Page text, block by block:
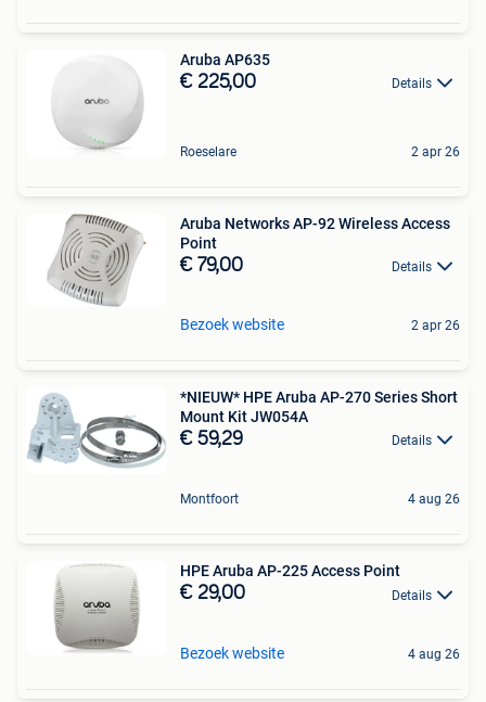
Aruba AP635
€ 225,00 Details
Roeselare 2 apr 26
Aruba Networks AP-92 Wireless Access
Point
€ 79,00 Details
Bezoek website 2 apr 26
*NIEUW* HPE Aruba AP-270 Series Short
Mount Kit JW054A
€ 59,29 Details
Montfoort 4 aug 26
HPE Aruba AP-225 Access Point
€ 29,00 Details
Bezoek website 4 aug 26